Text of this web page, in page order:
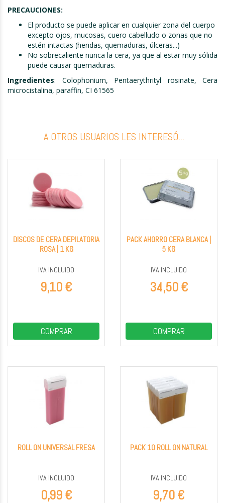
PRECAUCIONES:
El producto se puede aplicar en cualquier zona del cuerpo
excepto ojos, mucosas, cuero cabelludo o zonas que no
estén intactas (heridas, quemaduras, úlceras...)
No sobrecaliente nunca la cera, ya que al estar muy sólida
puede causar quemaduras.
Ingredientes: Colophonium, Pentaerythrityl rosinate, Cera
microcistalina, paraffin, CI 61565
A OTROS USUARIOS LES INTERESÓ...
DISCOS DE CERA DEPILATORIA
ROSA | 1 KG
IVA INCLUIDO
9,10 €
COMPRAR
PACK AHORRO CERA BLANCA |
5 KG
IVA INCLUIDO
34,50 €
COMPRAR
ROLL ON UNIVERSAL FRESA
IVA INCLUIDO
0,99 €
PACK 10 ROLL ON NATURAL
IVA INCLUIDO
9,70 €